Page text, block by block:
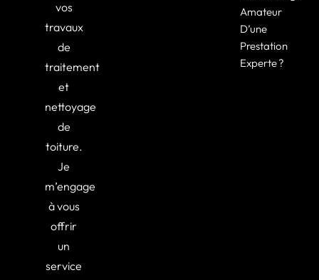
vos
travaux
de
traitement
et
nettoyage
de
toiture.
Je
m’engage
à vous
offrir
un
service
Amateur
D’une
Prestation
Experte ?